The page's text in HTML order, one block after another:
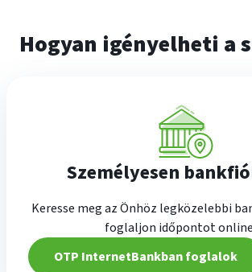
Hogyan igényelheti a
Személyesen
Keresse meg az Önhöz legközelebbi
foglaljon időpontot
OTP InternetBankban foglalok